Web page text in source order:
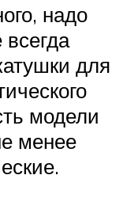
надо
для
модели
менее